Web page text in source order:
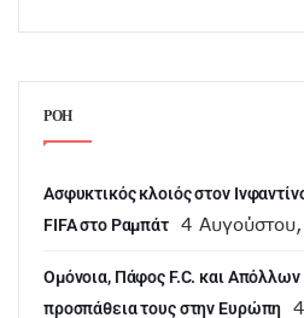
ΡΟΗ
Ασφυκτικός κλοιός στον
FIFA στο Ραμπάτ
4
Ομόνοια, Πάφος F.C. και Απόλλων
προσπάθεια τους στην Ευρώπη